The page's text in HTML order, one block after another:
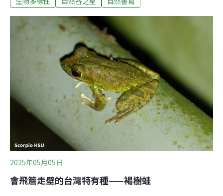
呢！小彎嘴畫眉的羽色屬於暗色系，但再仔細一點看，可
以發現牠的配色其實非常豐富。胸腹為黑白相間、一點一
點的縱向紋路；背部則是紅棕色搭配深橄欖綠；眼睛周邊
有一道明顯的黑色，鳥友們說像掛了黑色眼罩，上方還畫
了一條細細的白眉。牠的嘴巴顏色也很有趣，上黑下白，
像是一把彎刀。但想要親眼見到牠，卻沒這麼容易。小彎
嘴畫眉生性機警，又怕人，總是在人發現牠之前，就跳進
灌叢裡躲起來。之所以說「跳」，是因為小彎嘴畫眉的翅
膀短又圓，所以飛不遠，因此跳躍是移動的另一個好選
擇。既然不擅長飛，就要選擇不高的地方活動。森林底
層、灌叢、
2025年05月05日
會飛簷走壁的台灣特有種——褐樹蛙